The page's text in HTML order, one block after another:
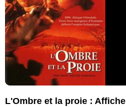
L'Ombre et la proie : Affiche